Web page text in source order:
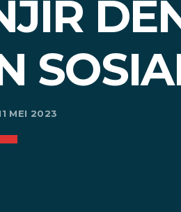
MEI 2023